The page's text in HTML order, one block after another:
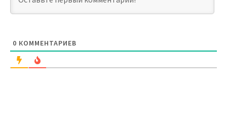
0 КОММЕНТАРИЕВ